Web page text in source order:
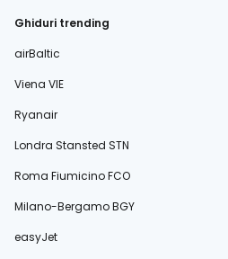
Ghiduri trending
airBaltic
Viena VIE
Ryanair
Londra Stansted STN
Roma Fiumicino FCO
Milano-Bergamo BGY
easyJet